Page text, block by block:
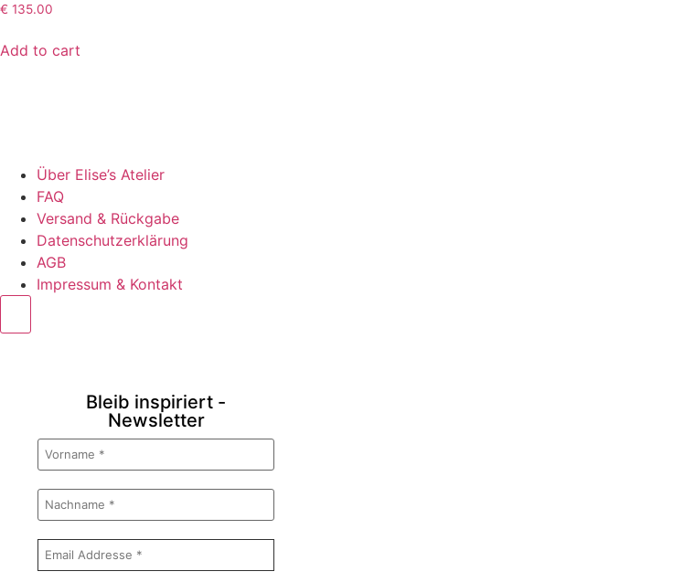
€ 135.00
Add to cart
Über Elise’s Atelier
FAQ
Versand & Rückgabe
Datenschutzerklärung
AGB
Impressum & Kontakt
Bleib inspiriert -
Newsletter